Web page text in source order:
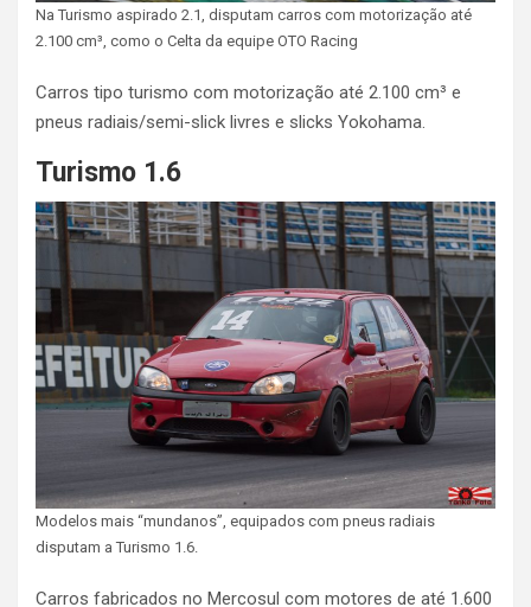
Na Turismo aspirado 2.1, disputam carros com motorização até
2.100 cm³, como o Celta da equipe OTO Racing
Carros tipo turismo com motorização até 2.100 cm³ e
pneus radiais/semi-slick livres e slicks Yokohama.
Turismo 1.6
Modelos mais “mundanos”, equipados com pneus radiais
disputam a Turismo 1.6.
Carros fabricados no Mercosul com motores de até 1.600